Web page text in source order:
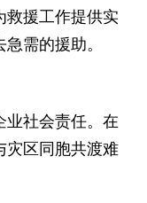
援工作提供实
需的援助。
社会责任。在
灾区同胞共渡难